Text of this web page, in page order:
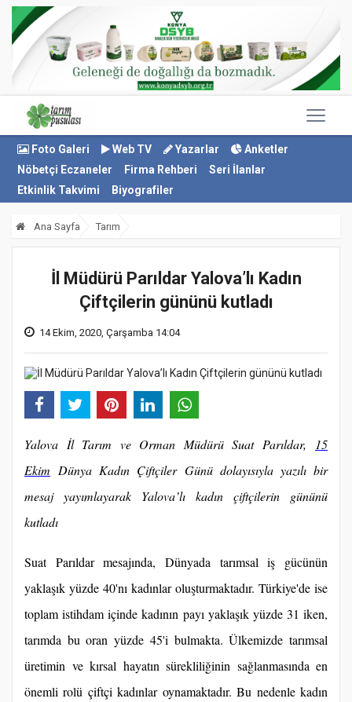
Foto Galeri Web TV Yazarlar
Anketler
Nöbetçi Eczaneler
Firma Rehberi
Seri İlanlar
Etkinlik Takvimi
Biyografiler
Ana Sayfa Tarım
İl Müdürü Parıldar Yalova’lı Kadın
Çiftçilerin gününü kutladı
14 Ekim, 2020, Çarşamba 14:04
Yalova İl Tarım ve Orman Müdürü Suat Parıldar, 15
Ekim Dünya Kadın Çiftçiler Günü dolayısıyla yazılı bir
mesaj yayımlayarak Yalova’lı kadın çiftçilerin gününü
kutladı
Suat Parıldar mesajında, Dünyada tarımsal iş gücünün
yaklaşık yüzde 40'nı kadınlar oluşturmaktadır. Türkiye'de ise
toplam istihdam içinde kadının payı yaklaşık yüzde 31 iken,
tarımda bu oran yüzde 45'i bulmakta. Ülkemizde tarımsal
üretimin ve kırsal hayatın sürekliliğinin sağlanmasında en
önemli rolü çiftçi kadınlar oynamaktadır. Bu nedenle kadın